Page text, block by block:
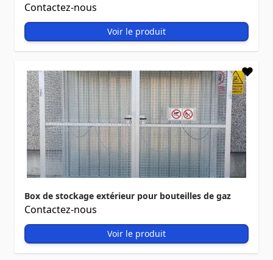
Contactez-nous
Voir le produit
Box de stockage extérieur pour bouteilles de gaz
Contactez-nous
Voir le produit